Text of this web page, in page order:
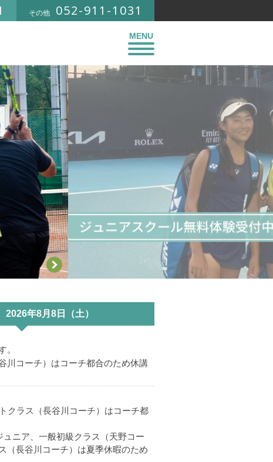
その他 052-911-1031
MENU
2026年8月8日（土）
。
川コーチ）はコーチ都合のため休講
クラス（長谷川コーチ）はコーチ都
ュニア、一般初級クラス（天野コー
（長谷川コーチ）は夏季休暇のため
!!
ます。横浜インターナショナ
。
球倶楽部」と名乗り、11名の
年（大正8年）のことで
全国でも有数の名門クラブに
200名待機中という事態を招く
創設されるのに加え、当倶楽部